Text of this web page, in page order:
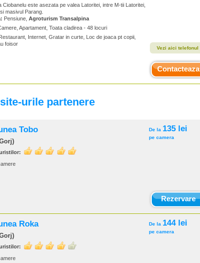
Ciobanelu este asezata pe valea Latoritei, intre M-tii Latoritei,
masivul Parang.
Pensiune, Agroturism Transalpina
Apartament, Toata cladirea - 48 locuri
Internet, Gratar in curte, Loc de joaca pt copii,
foisor
Vezi aici telefonul
Contacteaza
urile partenere
Tobo De la 135 lei
pe camera
Rezervare
Roka De la 144 lei
pe camera